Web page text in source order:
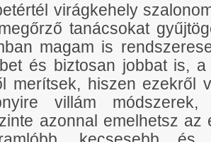
virágkehely
tanácsokat
magam is
és biztosan jobbat is,
merítsek, hiszen ezekről
villám módszerek,
azonnal emelhetsz az